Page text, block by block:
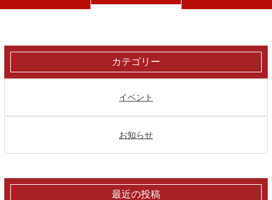
カテゴリー
イベント
お知らせ
最近の投稿